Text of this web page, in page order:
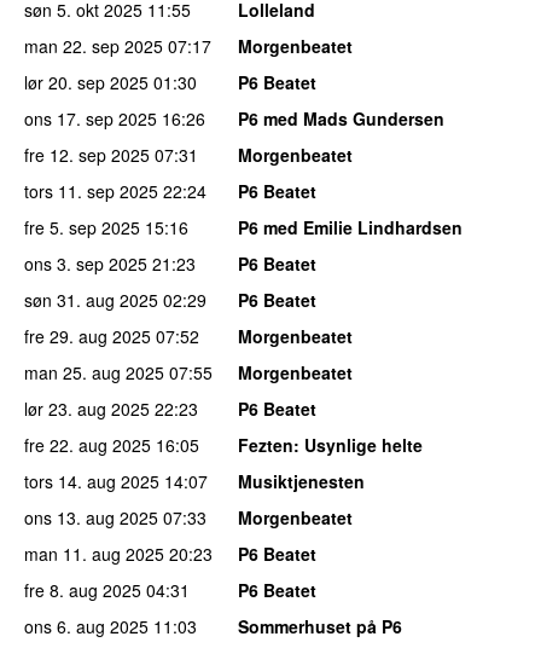
søn 5. okt 2025 11:55
Lolleland
man 22. sep 2025 07:17
Morgenbeatet
lør 20. sep 2025 01:30
P6 Beatet
ons 17. sep 2025 16:26
P6 med Mads Gundersen
fre 12. sep 2025 07:31
Morgenbeatet
tors 11. sep 2025 22:24
P6 Beatet
fre 5. sep 2025 15:16
P6 med Emilie Lindhardsen
ons 3. sep 2025 21:23
P6 Beatet
søn 31. aug 2025 02:29
P6 Beatet
fre 29. aug 2025 07:52
Morgenbeatet
man 25. aug 2025 07:55
Morgenbeatet
lør 23. aug 2025 22:23
P6 Beatet
fre 22. aug 2025 16:05 Fezten: Usynlige helte
tors 14. aug 2025 14:07
Musiktjenesten
ons 13. aug 2025 07:33
Morgenbeatet
man 11. aug 2025 20:23
P6 Beatet
fre 8. aug 2025 04:31
P6 Beatet
ons 6. aug 2025 11:03
Sommerhuset på P6